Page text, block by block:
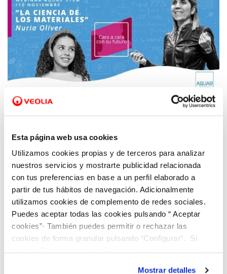
Esta página web usa cookies
Utilizamos cookies propias y de terceros para analizar
nuestros servicios y mostrarte publicidad relacionada
con tus preferencias en base a un perfil elaborado a
partir de tus hábitos de navegación. Adicionalmente
utilizamos cookies de complemento de redes sociales.
Puedes aceptar todas las cookies pulsando “ Aceptar
cookies”· También puedes permitir o rechazar las
cookies de forma granular pulsando “Configurar”. Si
Mostrar detalles
08 NOV 2021
Hidraqua, reanuda su ciclo de webinars
científicos de la mano de la alicantina Nuria
Oliver